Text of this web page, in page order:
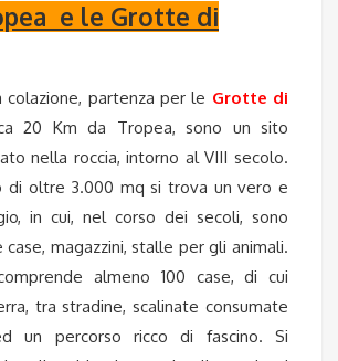
e le Grotte di
partenza per le Grotte di
20 Km da Tropea, sono un sito
nella roccia, intorno al VIII secolo.
di oltre 3.000 mq si trova un vero e
in cui, nel corso dei secoli, sono
magazzini, stalle per gli animali.
almeno 100 case, di cui
tra stradine, scalinate consumate
un percorso ricco di fascino. Si